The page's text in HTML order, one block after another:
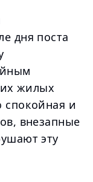
дня поста
жилых
спокойная и
внезапные
эту